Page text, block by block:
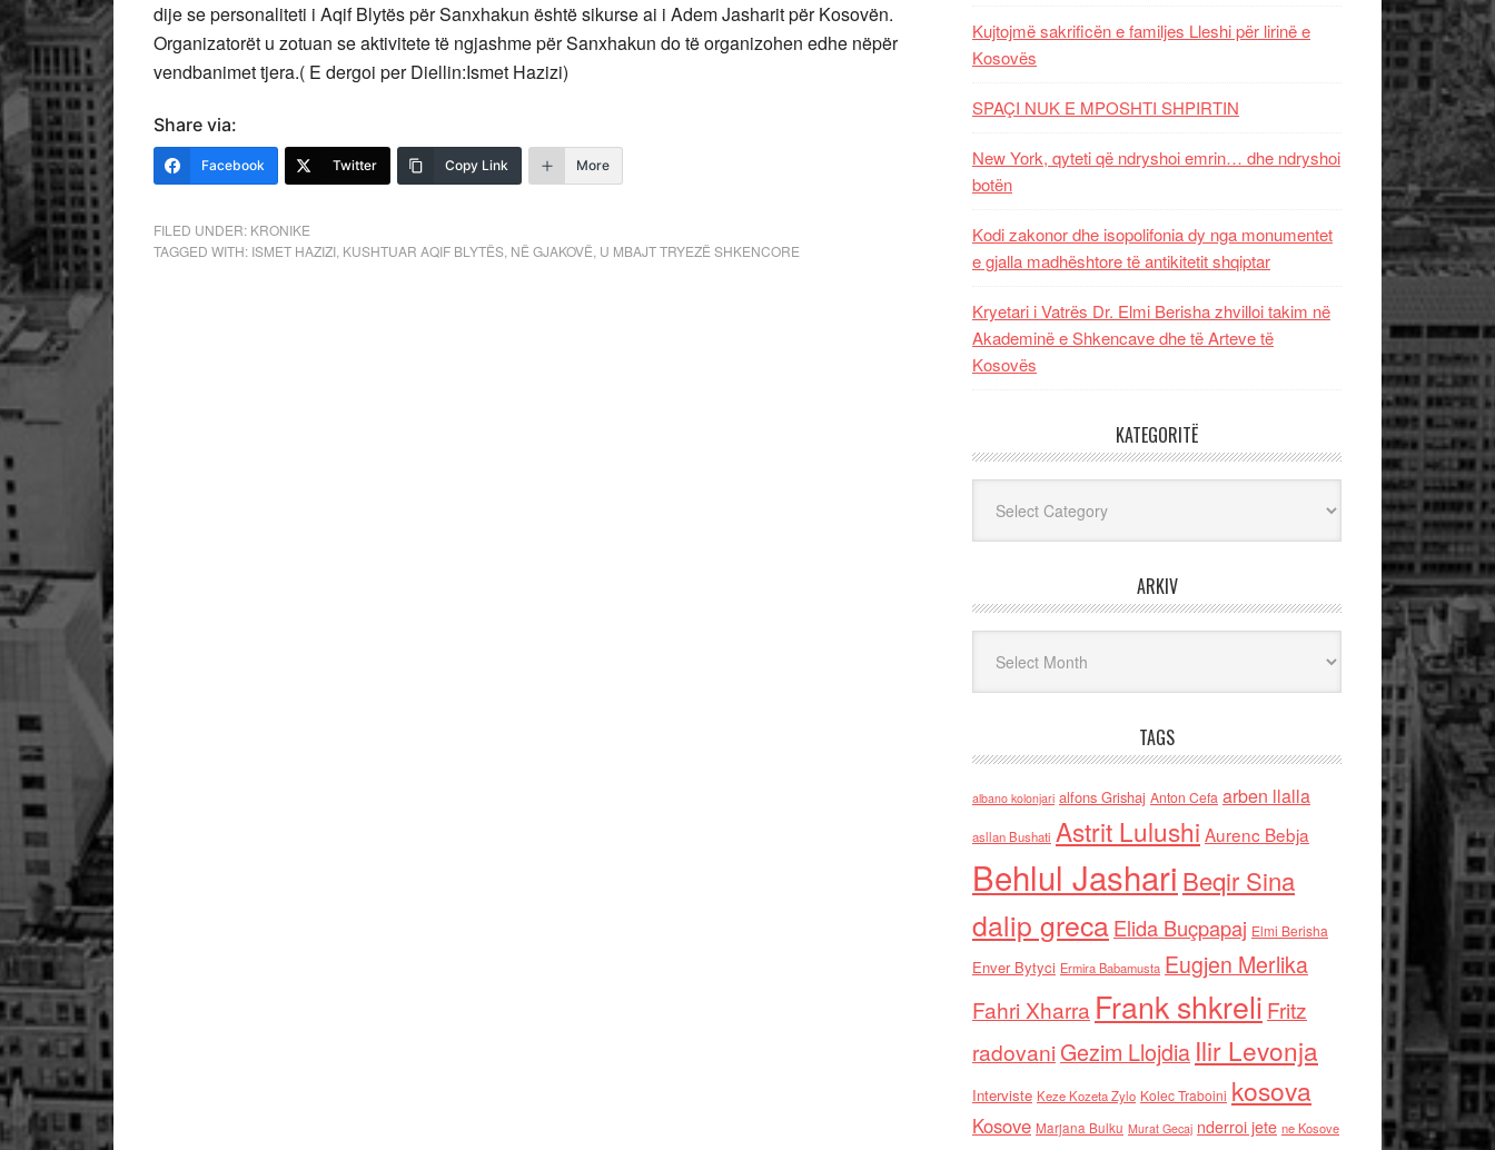
dije se personaliteti i Aqif Blytës për Sanxhakun është sikurse ai i Adem Jasharit për Kosovën.
Organizatorët u zotuan se aktivitete të ngjashme për Sanxhakun do të organizohen edhe nëpër
vendbanimet tjera.( E dergoi per Diellin:Ismet Hazizi)
Share via:
Facebook Twitter Copy Link More
FILED UNDER: KRONIKE
TAGGED WITH: ISMET HAZIZI KUSHTUAR AQIF BLYTËS NË GJAKOVË U MBAJT TRYEZË SHKENCORE
Kujtojmë sakrificën e familjes Lleshi për lirinë e
Kosovës
SPAÇI NUK E MPOSHTI SHPIRTIN
New York, qyteti që ndryshoi emrin… dhe ndryshoi
botën
Kodi zakonor dhe isopolifonia dy nga monumentet
e gjalla madhështore të antikitetit shqiptar
Kryetari i Vatrës Dr. Elmi Berisha zhvilloi takim në
Akademinë e Shkencave dhe të Arteve të
Kosovës
KATEGORITË
ARKIV
TAGS
albano kolonjari alfons Grishaj Anton Cefa arben llalla
asllan Bushati Astrit Lulushi Aurenc Bebja
Behlul Jashari Beqir Sina
dalip grecaElida Buçpapaj Elmi Berisha
Enver Bytyci Ermira Babamusta Eugjen Merlika
Fahri Xharra Frank shkreli Fritz
radovaniGezim Llojdia Ilir Levonja
Interviste Keze Kozeta Zylo Kolec Traboini kosova
Kosove Marjana Bulku Murat Gecaj nderroi jete ne Kosove